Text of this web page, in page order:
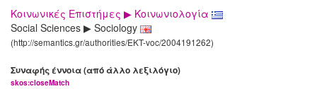
Κοινωνικές Επιστήμες ▶ Κοινωνιολογία
Social Sciences ▶ Sociology
(http://semantics.gr/authorities/EKT-voc/2004191262)
Συναφής έννοια (από άλλο λεξιλόγιο)
skos:closeMatch